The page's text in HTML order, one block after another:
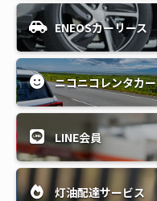
ENEOSカーリース
ニコニコレンタカー
LINE会員
灯油配達サービス